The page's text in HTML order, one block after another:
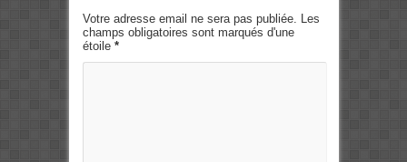
Votre adresse email ne sera pas publiée. Les
champs obligatoires sont marqués d'une
étoile *